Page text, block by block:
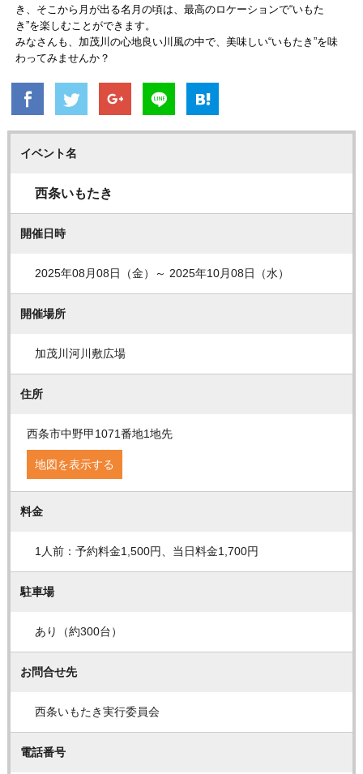
き、そこから月が出る名月の頃は、最高のロケーションで“いもた
き”を楽しむことができます。
みなさんも、加茂川の心地良い川風の中で、美味しい“いもたき”を味
わってみませんか？
イベント名
西条いもたき
開催日時
2025年08月08日（金）～ 2025年10月08日（水）
開催場所
加茂川河川敷広場
住所
西条市中野甲1071番地1地先
地図を表示する
料金
1人前：予約料金1,500円、当日料金1,700円
駐車場
あり（約300台）
お問合せ先
西条いもたき実行委員会
電話番号